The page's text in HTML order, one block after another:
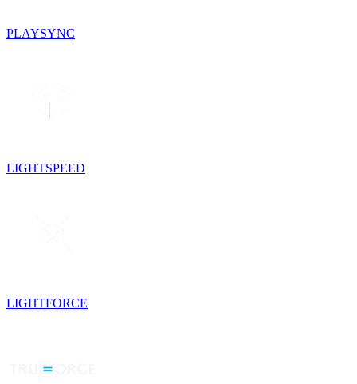
PLAYSYNC
LIGHTSPEED
LIGHTFORCE